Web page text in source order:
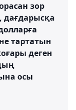
зор
дағдарысқа
тартатын
деген
осы